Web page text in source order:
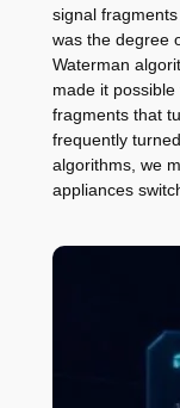
signal
was the degree
Waterman
made it
fragments that
frequently
algorithms, we
appliances